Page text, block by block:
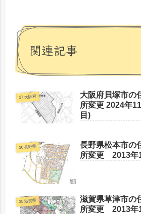
関連記事
27 大阪府
大阪府貝塚市の
所変更 2024年
目)
20 長野県
長野県松本市の
所変更 2013年
25 滋賀県
滋賀県草津市の
所変更 2013年